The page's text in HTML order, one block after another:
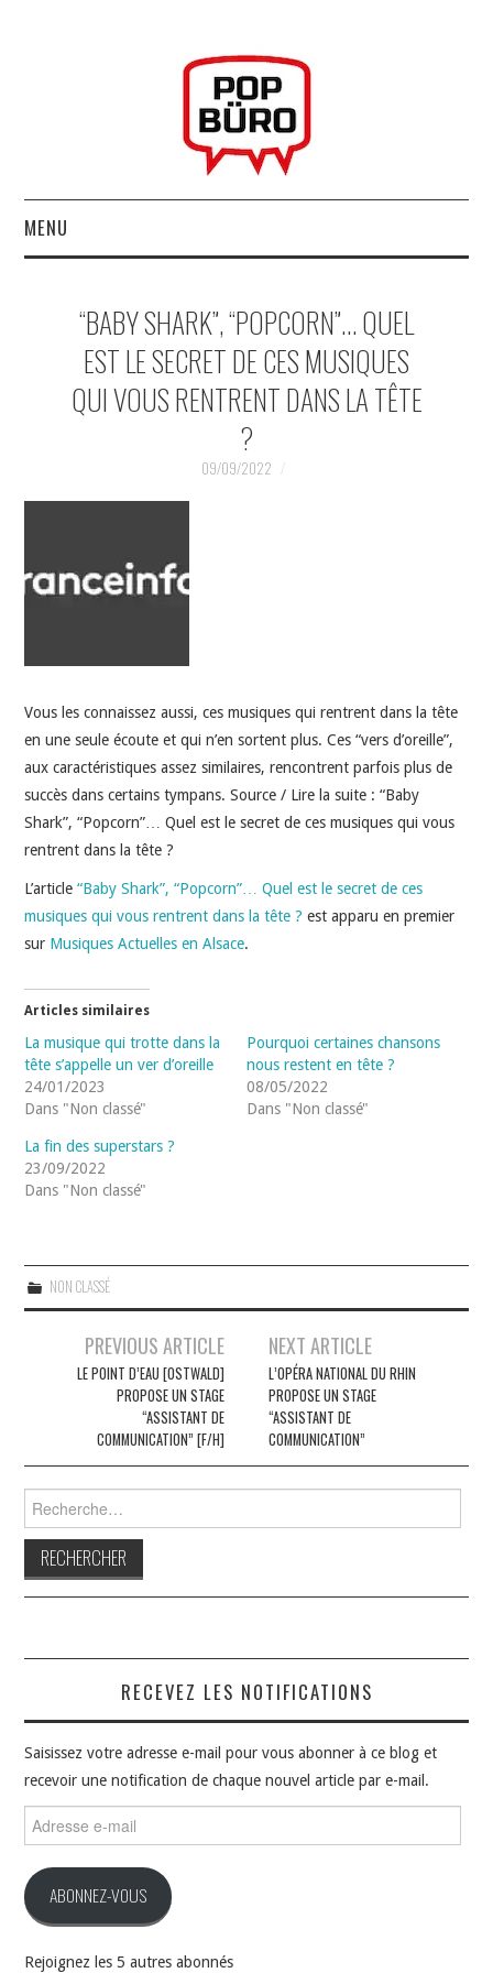
MENU
MUSIQUESACTUELLES.NET
GABBA GABBA HEY !
INDÉPENDANTS
“BABY SHARK”, “POPCORN”… QUEL
EST LE SECRET DE CES MUSIQUES
QUI VOUS RENTRENT DANS LA TÊTE
?
09/09/2022
Vous les connaissez aussi, ces musiques qui rentrent dans la tête
en une seule écoute et qui n’en sortent plus. Ces “vers d’oreille”,
aux caractéristiques assez similaires, rencontrent parfois plus de
succès dans certains tympans. Source / Lire la suite : “Baby
Shark”, “Popcorn”… Quel est le secret de ces musiques qui vous
rentrent dans la tête ?
L’article“Baby Shark”, “Popcorn”… Quel est le secret de ces
musiques qui vous rentrent dans la tête ? est apparu en premier
sur Musiques Actuelles en Alsace.
Articles similaires
La musique qui trotte dans la
tête s’appelle un ver d’oreille
24/01/2023
Dans "Non classé"
Pourquoi certaines chansons
nous restent en tête ?
08/05/2022
Dans "Non classé"
La fin des superstars ?
23/09/2022
Dans "Non classé"
NON CLASSÉ
NavigationPREVIOUS ARTICLE
LE POINT D’EAU [OSTWALD]
PROPOSE UN STAGE
“ASSISTANT DE
COMMUNICATION” [F/H]
NEXT ARTICLE
L’OPÉRA NATIONAL DU RHIN
PROPOSE UN STAGE
“ASSISTANT DE
COMMUNICATION”
RECEVEZ LES NOTIFICATIONS
Saisissez votre adresse e-mail pour vous abonner à ce blog et
recevoir une notification de chaque nouvel article par e-mail.
e-
ABONNEZ-VOUS
Rejoignez les 5 autres abonnés